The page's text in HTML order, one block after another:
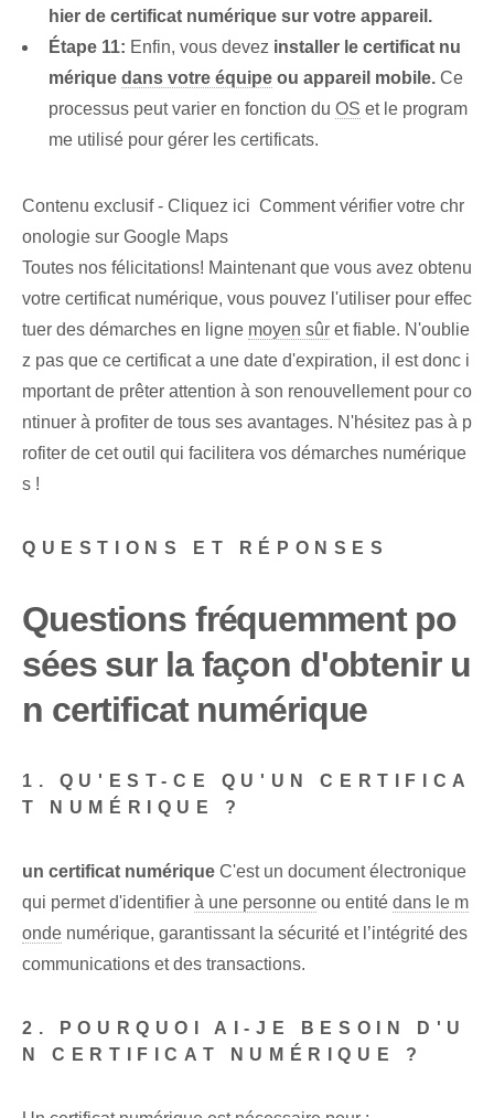
hier de certificat numérique sur votre appareil.
Étape 11: Enfin, vous devez installer le certificat nu
mérique dans votre équipe ou appareil mobile. Ce
processus peut varier en fonction du OS et le program
me utilisé pour gérer les certificats.
Contenu exclusif - Cliquez ici Comment vérifier votre chr
onologie sur Google Maps
Toutes nos félicitations! Maintenant que vous avez obtenu
votre certificat numérique, vous pouvez l'utiliser pour effec
tuer des démarches en ligne moyen sûr et fiable. N'oublie
z pas que ce certificat a une date d'expiration, il est donc i
mportant de prêter attention à son renouvellement pour co
ntinuer à profiter de tous ses avantages. N'hésitez pas à p
rofiter de cet outil qui facilitera vos démarches numérique
s !
QUESTIONS ET RÉPONSES
Questions fréquemment po
sées sur la façon d'obtenir u
n certificat numérique
1. QU'EST-CE QU'UN CERTIFICA
T NUMÉRIQUE ?
un certificat numérique C'est un document électronique
qui permet d'identifier à une personne ou entité dans le m
onde numérique, garantissant la sécurité et l’intégrité des
communications et des transactions.
2. POURQUOI AI-JE BESOIN D'U
N CERTIFICAT NUMÉRIQUE ?